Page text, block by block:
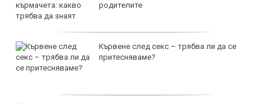
родителите
Кървене след секс – трябва ли да се
притесняваме?